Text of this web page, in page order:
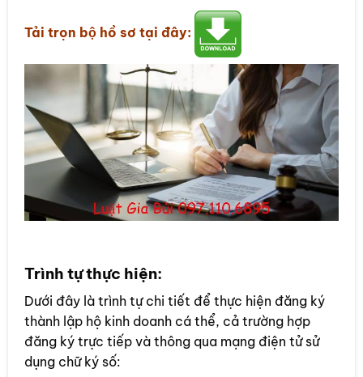
Tải trọn bộ hồ sơ tại đây:
Trình tự thực hiện:
Dưới đây là trình tự chi tiết để thực hiện đăng ký
thành lập hộ kinh doanh cá thể, cả trường hợp
đăng ký trực tiếp và thông qua mạng điện tử sử
dụng chữ ký số: